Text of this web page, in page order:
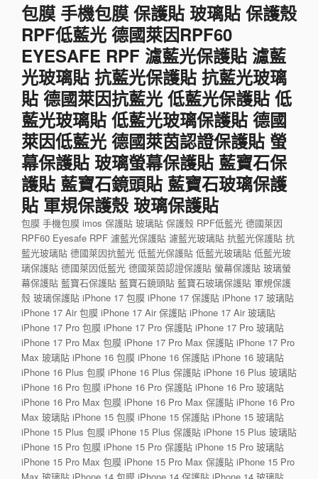
包膜 手機包膜 保護貼 玻璃貼 保護殼
RPF低藍光 德國萊因RPF60
EYESAFE RPF 濾藍光保護貼 濾藍
光玻璃貼 抗藍光保護貼 抗藍光玻璃
貼 德國萊因抗藍光 低藍光保護貼 低
藍光玻璃貼 低藍光玻璃保護貼 德國
萊因低藍光 德國萊茵認證保護貼 螢
幕保護貼 玻璃螢幕保護貼 藍寶石保
護貼 藍寶石鏡頭貼 藍寶石玻璃保護
貼 軍規保護殼 玻璃保護貼
包膜 手機包膜 imos 保護貼 玻璃貼 保護殼 RPF低藍光 德國萊因
RPF60 Eyesafe RPF 濾藍光保護貼 濾藍光玻璃貼 抗藍光保護貼 抗
藍光玻璃貼 德國萊因抗藍光 低藍光保護貼 低藍光玻璃貼 低藍光玻
璃保護貼 德國萊因低藍光 德國萊茵認證保護貼 螢幕保護貼 玻璃螢
幕保護貼 藍寶石保護貼 藍寶石鏡頭貼 藍寶石玻璃保護貼 軍規保護
殼 玻璃保護貼 iPhone 17 包膜 iPhone 17 保護貼 iPhone 17 玻璃貼
iPhone 17 Air 包膜 iPhone 17 Air 保護貼 iPhone 17 Air 玻璃貼
iPhone 17 Pro 包膜 iPhone 17 Pro 保護貼 iPhone 17 Pro 玻璃貼
iPhone 17 Pro Max 包膜 iPhone 17 Pro Max 保護貼 iPhone 17 Pro
Max 玻璃貼 iPhone 16 包膜 iPhone 16 保護貼 iPhone 16 玻璃貼
iPhone 16 Plus 包膜 iPhone 16 Plus 保護貼 iPhone 16 Plus 玻璃貼
iPhone 16 Pro 包膜 iPhone 16 Pro 保護貼 iPhone 16 Pro 玻璃貼
iPhone 16 Pro Max 包膜 iPhone 16 Pro Max 保護貼 iPhone 16 Pro
Max 玻璃貼 iPhone 15 包膜 iPhone 15 保護貼 iPhone 15 玻璃貼
iPhone 15 Plus 包膜 iPhone 15 Plus 保護貼 iPhone 15 Plus 玻璃貼
iPhone 15 Pro 包膜 iPhone 15 Pro 保護貼 iPhone 15 Pro 玻璃貼
iPhone 15 Pro Max 包膜 iPhone 15 Pro Max 保護貼 iPhone 15 Pro